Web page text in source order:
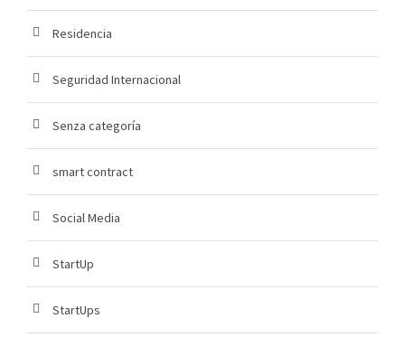
Residencia
Seguridad Internacional
Senza categoría
smart contract
Social Media
StartUp
StartUps